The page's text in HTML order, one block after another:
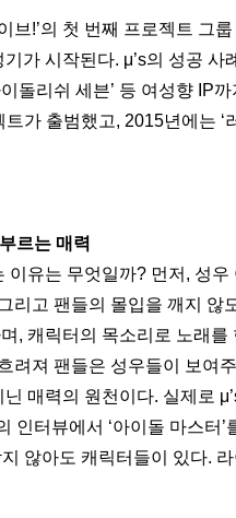
브!’의 첫 번째 프로젝트 그
가 시작된다. μ’s의 성공 사
돌리쉬 세븐’ 등 여성향 IP
가 출범했고, 2015년에는 ‘
르는 매력
이유는 무엇일까? 먼저, 성
리고 팬들의 몰입을 깨지 않
, 캐릭터의 목소리로 노래
려져 팬들은 성우들이 보여
매력의 원천이다. 실제로
인터뷰에서 ‘아이돌 마스터
않아도 캐릭터들이 있다.